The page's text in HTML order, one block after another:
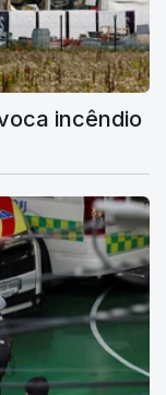
incêndio